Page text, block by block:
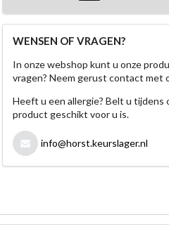
WENSEN OF VRAGEN?
In onze webshop kunt u onze
vragen? Neem gerust contact met
Heeft u een allergie? Belt u
product geschikt voor u is.
info@horst.keurslager.nl